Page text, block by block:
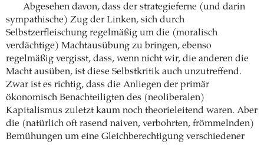
Abgesehen davon, dass der strategieferne (und darin
sympathische) Zug der Linken, sich durch
Selbstzerfleischung regelmäßig um die (moralisch
verdächtige) Machtausübung zu bringen, ebenso
regelmäßig vergisst, dass, wenn nicht wir, die anderen die
Macht ausüben, ist diese Selbstkritik auch unzutreffend.
Zwar ist es richtig, dass die Anliegen der primär
ökonomisch Benachteiligten des (neoliberalen)
Kapitalismus zuletzt kaum noch theorieleitend waren. Aber
die (natürlich oft rasend naiven, verbohrten, frömmelnden)
Bemühungen um eine Gleichberechtigung verschiedener